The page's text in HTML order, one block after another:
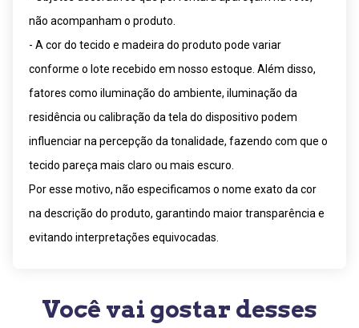
não acompanham o produto.
- A cor do tecido e madeira do produto pode variar
conforme o lote recebido em nosso estoque. Além disso,
fatores como iluminação do ambiente, iluminação da
residência ou calibração da tela do dispositivo podem
influenciar na percepção da tonalidade, fazendo com que o
tecido pareça mais claro ou mais escuro.
Por esse motivo, não especificamos o nome exato da cor
na descrição do produto, garantindo maior transparência e
evitando interpretações equivocadas.
Você vai gostar desses